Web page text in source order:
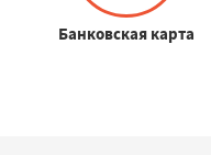
Банковская карта